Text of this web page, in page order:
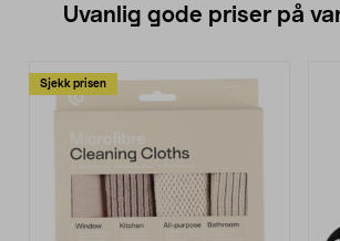
Uvanlig gode priser på
Sjekk prisen